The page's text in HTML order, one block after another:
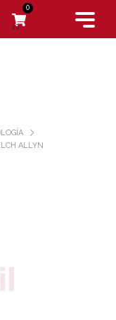
0
$0
ALLYN